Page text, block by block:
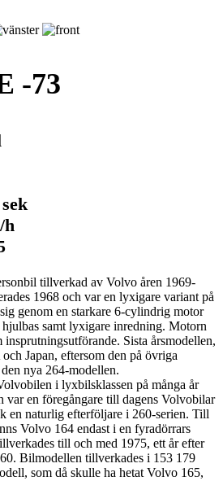
-73
h
tillverkad av Volvo åren 1969-
1968 och var en lyxigare variant på
genom en starkare 6-cylindrig motor
samt lyxigare inredning. Motorn
insprutningsutförande. Sista årsmodellen,
Japan, eftersom den på övriga
nya 264-modellen.
i lyxbilsklassen på många år
var en föregångare till dagens Volvobilar
en naturlig efterföljare i 260-serien. Till
Volvo 164 endast i en fyradörrars
till och med 1975, ett år efter
Bilmodellen tillverkades i 153 179
som då skulle ha hetat Volvo 165,